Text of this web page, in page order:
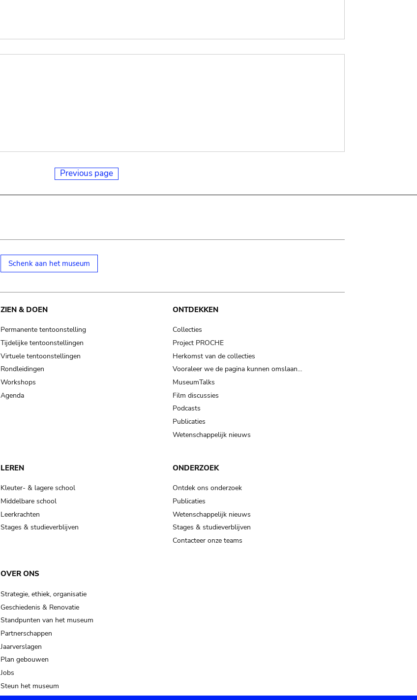
Previous page
Schenk aan het museum
ZIEN & DOEN
Permanente tentoonstelling
Tijdelijke tentoonstellingen
Virtuele tentoonstellingen
Rondleidingen
Workshops
Agenda
ONTDEKKEN
Collecties
Project PROCHE
Herkomst van de collecties
Vooraleer we de pagina kunnen omslaan…
MuseumTalks
Film discussies
Podcasts
Publicaties
Wetenschappelijk nieuws
LEREN
Kleuter- & lagere school
Middelbare school
Leerkrachten
Stages & studieverblijven
ONDERZOEK
Ontdek ons onderzoek
Publicaties
Wetenschappelijk nieuws
Stages & studieverblijven
Contacteer onze teams
OVER ONS
Strategie, ethiek, organisatie
Geschiedenis & Renovatie
Standpunten van het museum
Partnerschappen
Jaarverslagen
Plan gebouwen
Jobs
Steun het museum